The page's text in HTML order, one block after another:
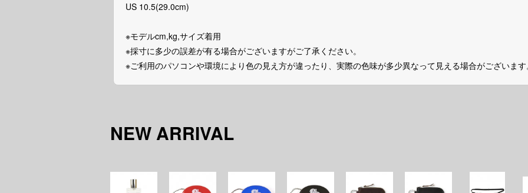
US 10.5(29.0cm)
※モデルcm,kg,サイズ着用
※採寸に多少の誤差が有る場合がございますがご了承ください。
※ご利用のパソコンや環境により色の見え方が違ったり、実際の色味が多少異なって見える場合がございま
NEW ARRIVAL